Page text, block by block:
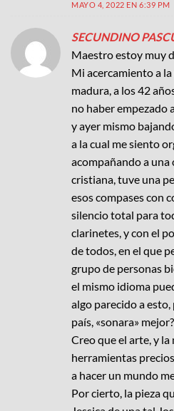
MAYO 4, 2022 EN 6:39 PM
SECUNDINO
Maestro estoy muy
Mi acercamiento a
madura, a los 42
no haber empezado
y ayer mismo
a la cual me siento
acompañando a una
cristiana, tuve una
esos compases con
silencio total para
clarinetes, y con el
de todos, en el que
grupo de personas
el mismo idioma
algo parecido a
país, «sonara» mejor?
Creo que el arte, y
herramientas
a hacer un mundo
Por cierto, la pieza